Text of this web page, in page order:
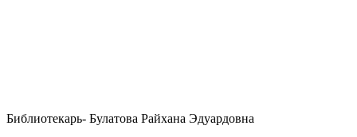
Библиотекарь- Булатова Райхана Эдуардовна